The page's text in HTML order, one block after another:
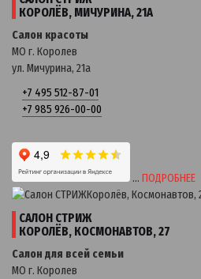
КОРОЛЁВ, МИЧУРИНА, 21А
Салон красоты
МО г. Королев
ул. Мичурина, 21a
+7 495 512-87-01
+7 985 926-00-00
… ПОДРОБНЕЕ
САЛОН СТРИЖ
КОРОЛЁВ, КОСМОНАВТОВ, 27
Салон для всей семьи
МО г. Королев